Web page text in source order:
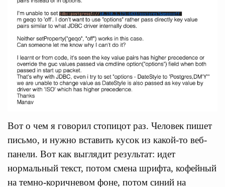
Вот о чем я говорил стопицот раз. Человек пишет
письмо, и нужно вставить кусок из какой-то веб-
панели. Вот как выглядит результат: идет
нормальный текст, потом смена шрифта, кофейный
на темно-коричневом фоне, потом синий на